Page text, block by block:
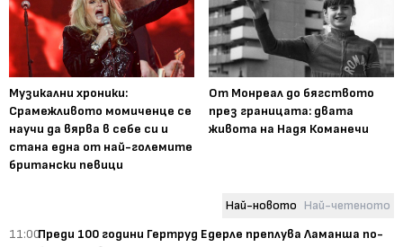
Музикални хроники:
Срамежливото момиченце се
научи да вярва в себе си и
стана една от най-големите
британски певици
От Монреал до бягството
през границата: двата
живота на Надя Команечи
Най-новото Най-четеното
11:00Преди 100 години Гертруд Едерле преплува Ламанша по-